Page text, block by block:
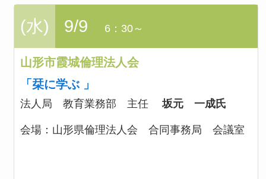
(水) 9/9 6：30～
山形市霞城倫理法人会
「栞に学ぶ 」
法人局 教育業務部 主任 坂元 一成氏
会場： 山形県倫理法人会 合同事務局 会議室